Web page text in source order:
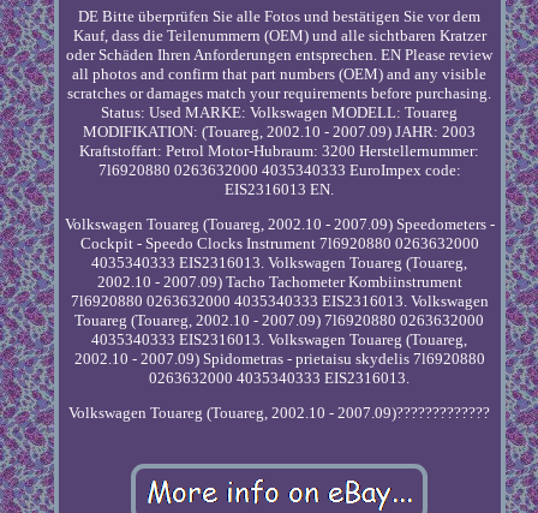
DE Bitte überprüfen Sie alle Fotos und bestätigen Sie vor dem
Kauf, dass die Teilenummern (OEM) und alle sichtbaren Kratzer
oder Schäden Ihren Anforderungen entsprechen. EN Please review
all photos and confirm that part numbers (OEM) and any visible
scratches or damages match your requirements before purchasing.
Status: Used MARKE: Volkswagen MODELL: Touareg
MODIFIKATION: (Touareg, 2002.10 - 2007.09) JAHR: 2003
Kraftstoffart: Petrol Motor-Hubraum: 3200 Herstellernummer:
7l6920880 0263632000 4035340333 EuroImpex code:
EIS2316013 EN.
Volkswagen Touareg (Touareg, 2002.10 - 2007.09) Speedometers -
Cockpit - Speedo Clocks Instrument 7l6920880 0263632000
4035340333 EIS2316013. Volkswagen Touareg (Touareg,
2002.10 - 2007.09) Tacho Tachometer Kombiinstrument
7l6920880 0263632000 4035340333 EIS2316013. Volkswagen
Touareg (Touareg, 2002.10 - 2007.09) 7l6920880 0263632000
4035340333 EIS2316013. Volkswagen Touareg (Touareg,
2002.10 - 2007.09) Spidometras - prietaisu skydelis 7l6920880
0263632000 4035340333 EIS2316013.
Volkswagen Touareg (Touareg, 2002.10 - 2007.09)?????????????